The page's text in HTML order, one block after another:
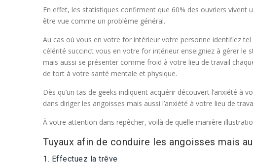
En effet, les statistiques confirment que 60% des ouvriers vivent
être vue comme un problème général.
Au cas où vous en votre for intérieur votre personne identifiez
célérité succinct vous en votre for intérieur enseigniez à gérer le
mais aussi se présenter comme froid à votre lieu de travail
de tort à votre santé mentale et physique.
Dès qu’un tas de geeks indiquent acquérir découvert l’anxiété
dans diriger les angoisses mais aussi l’anxiété à votre lieu de
À votre attention dans repêcher, voilà de quelle manière
Tuyaux afin de conduire les angoisses mais
1. Effectuez la trêve